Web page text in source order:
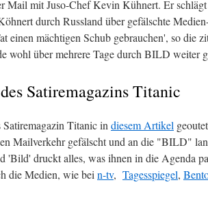
Mail mit Juso-Chef Kevin Kühnert. Er
durch Russland über gefälschte
einen mächtigen Schub gebrauchen', so die
wohl über mehrere Tage durch BILD weiter
Satiremagazins Titanic
Satiremagazin Titanic in diesem Artikel
Mailverkehr gefälscht und an die "BILD"
'Bild' druckt alles, was ihnen in die Agenda
die Medien, wie bei n-tv, Tagesspiegel,